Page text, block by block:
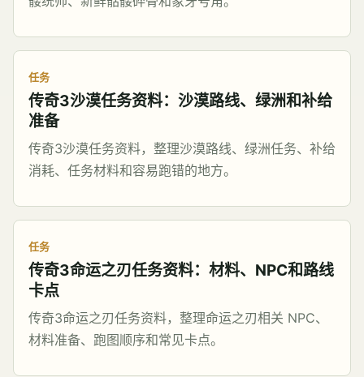
任务
传奇3沙漠任务资料：沙漠路线、绿洲和补给
准备
传奇3沙漠任务资料，整理沙漠路线、绿洲任务、补给
消耗、任务材料和容易跑错的地方。
任务
传奇3命运之刃任务资料：材料、NPC和路线
卡点
传奇3命运之刃任务资料，整理命运之刃相关 NPC、
材料准备、跑图顺序和常见卡点。